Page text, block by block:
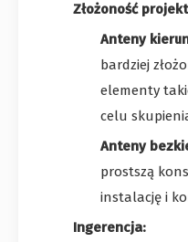
Złożoność
Anteny
bardziej
elementy
celu
Anteny
prostszą
instalację i
Ingerencja: